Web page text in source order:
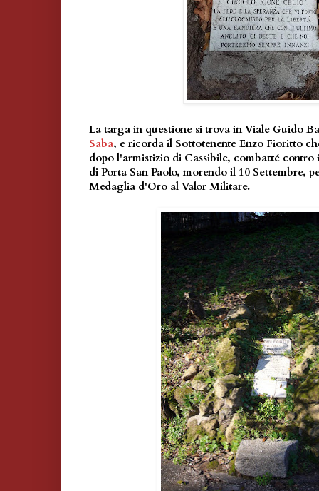
La targa in questione si trova in Viale Guido
Saba, e ricorda il Sottotenente Enzo Fioritto
dopo l'armistizio di Cassibile, combatté contro
di Porta San Paolo, morendo il 10 Settembre,
Medaglia d'Oro al Valor Militare.